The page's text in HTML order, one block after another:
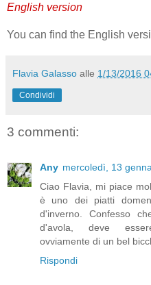
English version
You can find the English
Flavia Galasso alle 1/13/2016
Condividi
3 commenti:
Any mercoledì, 13
Ciao Flavia, mi piace
è uno dei piatti
d'inverno. Confesso
d'avola, deve
ovviamente di un bel
Rispondi